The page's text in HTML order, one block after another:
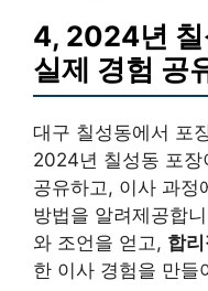
4, 2024년 칠
실제 경험 공
대구 칠성동에서 포
2024년 칠성동 포장
공유하고, 이사 과정
방법을 알려제공합
와 조언을 얻고, 합
한 이사 경험을 만들